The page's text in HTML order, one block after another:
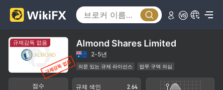
규제감독 없음 Almond Shares Limited
2-5년
의문 있는 규제 라이선스
업무 구역 의심
잠재적 위험성이 높음
점수
0
5
6
7
8
2
3
4
5
규제 색인
2.64